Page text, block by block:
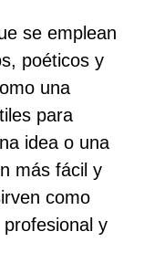
se emplean
poéticos y
una
para
idea o una
más fácil y
como
y